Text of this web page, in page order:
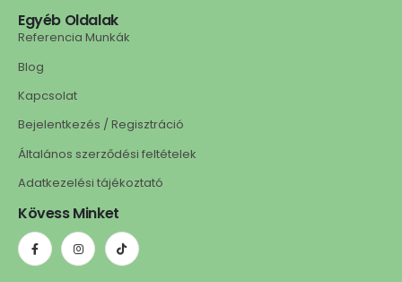
Egyéb Oldalak
Referencia Munkák
Blog
Kapcsolat
Bejelentkezés / Regisztráció
Általános szerződési feltételek
Adatkezelési tájékoztató
Kövess Minket